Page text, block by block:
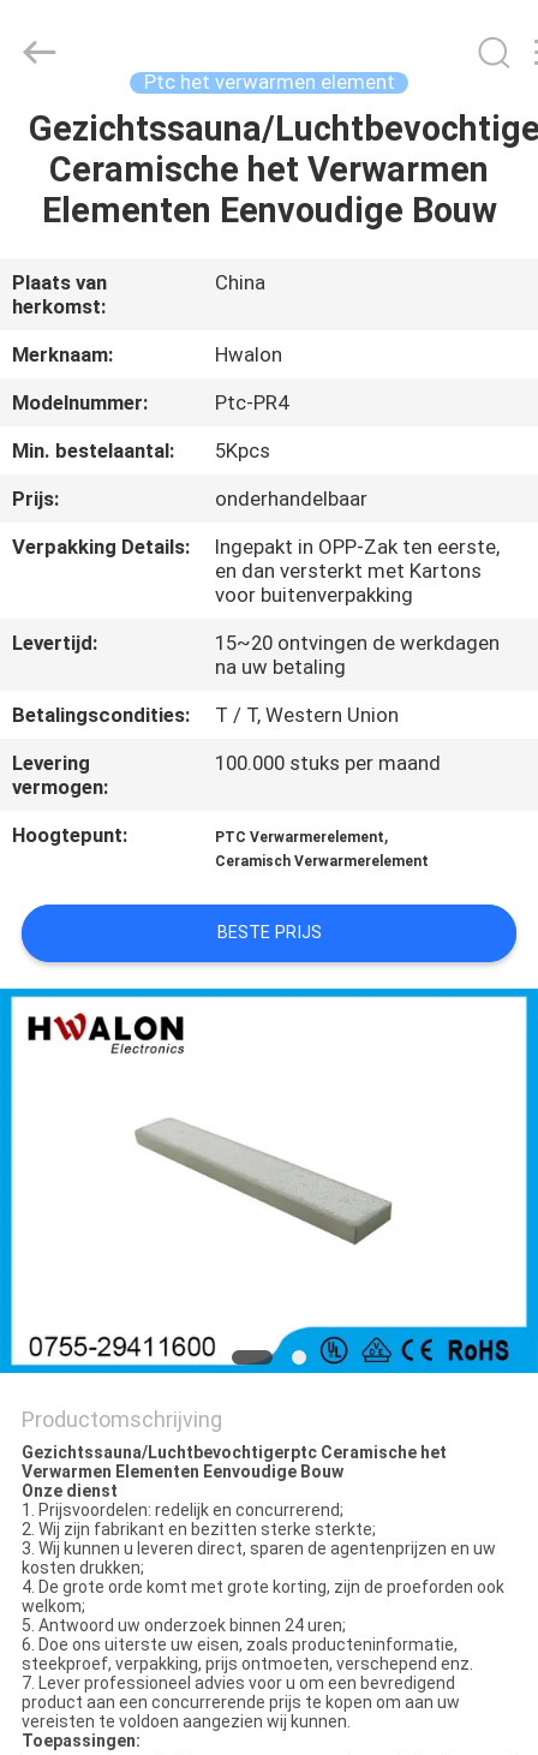
THUIS
PRODUCTEN
OVER
ONS
FABRIEKSTOCHT
NEEM
MET
OP
NIEUWS
AANVRAGEN
SITEMAP
PRIVACYBELEID
Reserved.
Ptc het verwarmen element
Gezichtssauna/
Ceramische het Verwarmen
Elementen Eenvoudige Bouw
Plaats van
herkomst:
China
Merknaam:
Hwalon
Modelnummer:
Ptc-PR4
Min. bestelaantal:
5Kpcs
Prijs:
onderhandelbaar
Verpakking Details:
Ingepakt in OPP-Zak ten eerste,
en dan versterkt met Kartons
voor buitenverpakking
Levertijd:
15~20 ontvingen de werkdagen
na uw betaling
Betalingscondities:
T / T, Western Union
Levering
vermogen:
100.000 stuks per maand
Hoogtepunt: PTC Verwarmerelement,
Ceramisch Verwarmerelement
BESTE PRIJS
Productomschrijving
Gezichtssauna/Luchtbevochtigerptc Ceramische het
Verwarmen Elementen Eenvoudige Bouw
Onze dienst
1. Prijsvoordelen: redelijk en concurrerend;
2. Wij zijn fabrikant en bezitten sterke sterkte;
3. Wij kunnen u leveren direct, sparen de agentenprijzen en uw
kosten drukken;
4. De grote orde komt met grote korting, zijn de proeforden ook
welkom;
5. Antwoord uw onderzoek binnen 24 uren;
6. Doe ons uiterste uw eisen, zoals producteninformatie,
steekproef, verpakking, prijs ontmoeten, verschepend enz.
7. Lever professioneel advies voor u om een bevredigend
product aan een concurrerende prijs te kopen om aan uw
vereisten te voldoen aangezien wij kunnen.
Toepassingen: